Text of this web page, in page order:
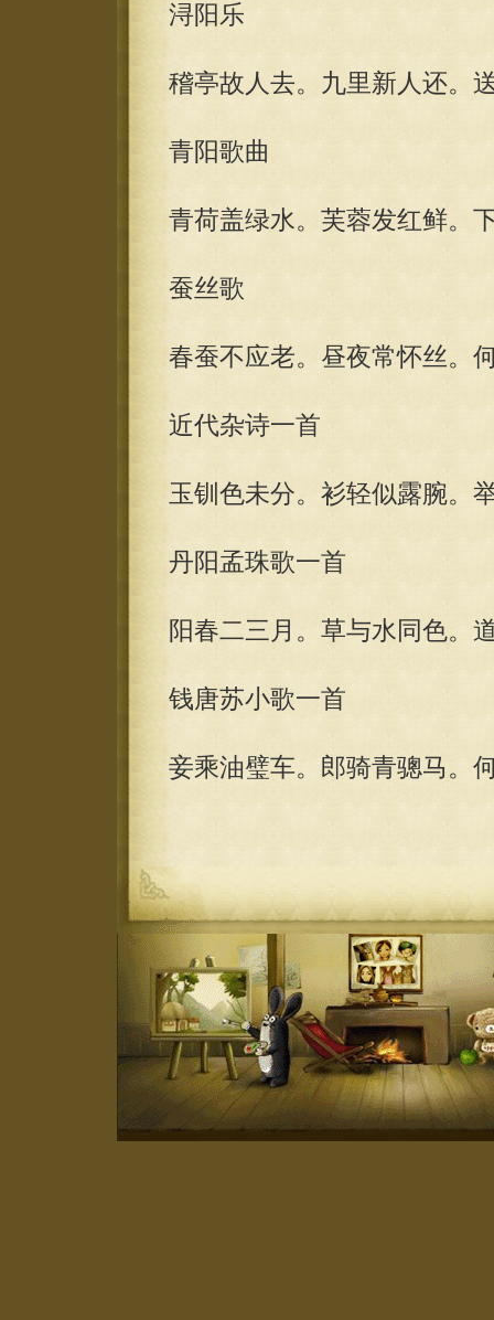
浔阳乐
稽亭故人去。九里新人还。
青阳歌曲
青荷盖绿水。芙蓉发红鲜。
蚕丝歌
春蚕不应老。昼夜常怀丝。
近代杂诗一首
玉钏色未分。衫轻似露腕。
丹阳孟珠歌一首
阳春二三月。草与水同色。
钱唐苏小歌一首
妾乘油璧车。郎骑青骢马。